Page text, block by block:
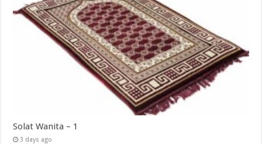
Solat Wanita – 1
3 days ago